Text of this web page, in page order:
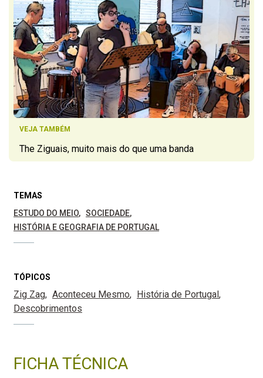
VEJA TAMBÉM
The Ziguais, muito mais do que uma banda
TEMAS
ESTUDO DO MEIO
SOCIEDADE
HISTÓRIA E GEOGRAFIA DE PORTUGAL
TÓPICOS
Zig Zag Aconteceu Mesmo
História de Portugal
Descobrimentos
FICHA TÉCNICA